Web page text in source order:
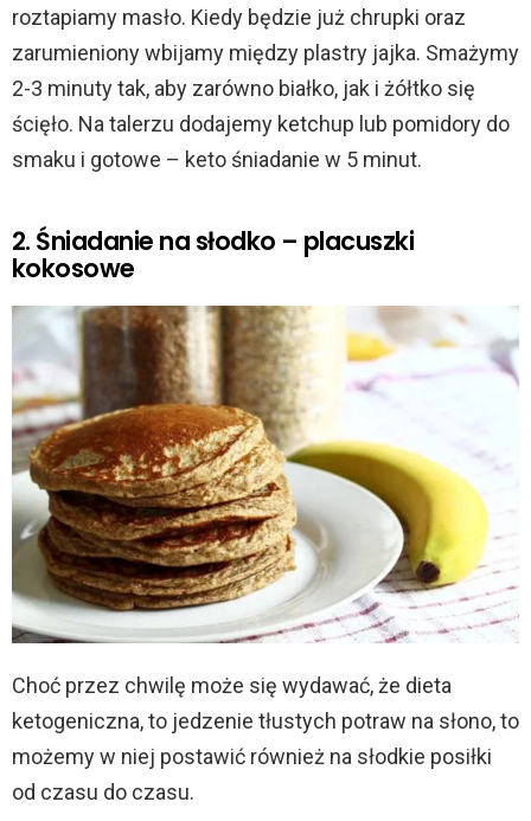
roztapiamy masło. Kiedy będzie już chrupki oraz
zarumieniony wbijamy między plastry jajka. Smażymy
2-3 minuty tak, aby zarówno białko, jak i żółtko się
ścięło. Na talerzu dodajemy ketchup lub pomidory do
smaku i gotowe – keto śniadanie w 5 minut.
2. Śniadanie na słodko – placuszki
kokosowe
Choć przez chwilę może się wydawać, że dieta
ketogeniczna, to jedzenie tłustych potraw na słono, to
możemy w niej postawić również na słodkie posiłki
od czasu do czasu.